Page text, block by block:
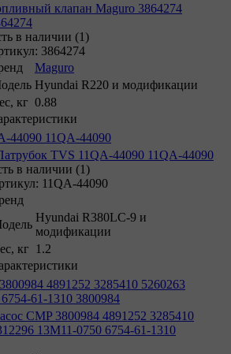
клапан Maguro 3864274
в наличии (1)
3864274
Maguro
Hyundai R220 и модификации
кг 0.88
44090 11QA-44090
TVS 11QA-44090 11QA-44090
в наличии (1)
11QA-44090
Hyundai R380LC-9 и
модификации
кг
1.2
4891252 3285410 5260263
61-1310 3800984
CMP 3800984 4891252 3285410
13M11-0750 6754-61-1310